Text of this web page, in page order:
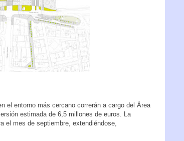
el entorno más cercano correrán a cargo del Área
estimada de 6,5 millones de euros. La
el mes de septiembre, extendiéndose,